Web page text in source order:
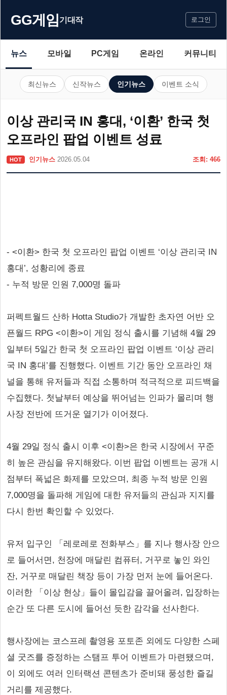
GG게임기대작 로그인
뉴스 모바일 PC게임 온라인 커뮤니티
최신뉴스 신작뉴스 인기뉴스 이벤트 소식
이상 관리국 IN 홍대, ‘이환’ 한국 첫
오프라인 팝업 이벤트 성료
HOT 인기뉴스 2026.05.04 조회: 466
- <이환> 한국 첫 오프라인 팝업 이벤트 ‘이상 관리국 IN
홍대’, 성황리에 종료
- 누적 방문 인원 7,000명 돌파
퍼펙트월드 산하 Hotta Studio가 개발한 초자연 어반 오
픈월드 RPG <이환>이 게임 정식 출시를 기념해 4월 29
일부터 5일간 한국 첫 오프라인 팝업 이벤트 ‘이상 관리
국 IN 홍대’를 진행했다. 이벤트 기간 동안 오프라인 채
널을 통해 유저들과 직접 소통하며 적극적으로 피드백을
수집했다. 첫날부터 예상을 뛰어넘는 인파가 몰리며 행
사장 전반에 뜨거운 열기가 이어졌다.
4월 29일 정식 출시 이후 <이환>은 한국 시장에서 꾸준
히 높은 관심을 유지해왔다. 이번 팝업 이벤트는 공개 시
점부터 폭넓은 화제를 모았으며, 최종 누적 방문 인원
7,000명을 돌파해 게임에 대한 유저들의 관심과 지지를
다시 한번 확인할 수 있었다.
유저 입구인 「레로레로 전화부스」를 지나 행사장 안으
로 들어서면, 천장에 매달린 컴퓨터, 거꾸로 놓인 와인
잔, 거꾸로 매달린 책장 등이 가장 먼저 눈에 들어온다.
이러한 「이상 현상」들이 몰입감을 끌어올려, 입장하는
순간 또 다른 도시에 들어선 듯한 감각을 선사한다.
행사장에는 코스프레 촬영용 포토존 외에도 다양한 스페
셜 굿즈를 증정하는 스탬프 투어 이벤트가 마련됐으며,
이 외에도 여러 인터랙션 콘텐츠가 준비돼 풍성한 즐길
거리를 제공했다.